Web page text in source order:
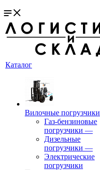
Каталог
Вилочные погрузчики
Газ-бензиновые
погрузчики —
Дизельные
погрузчики —
Электрические
погрузчики